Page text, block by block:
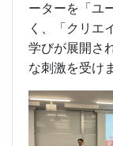
ーターを「ユ
く、「クリエ
学びが展開さ
な刺激を受け